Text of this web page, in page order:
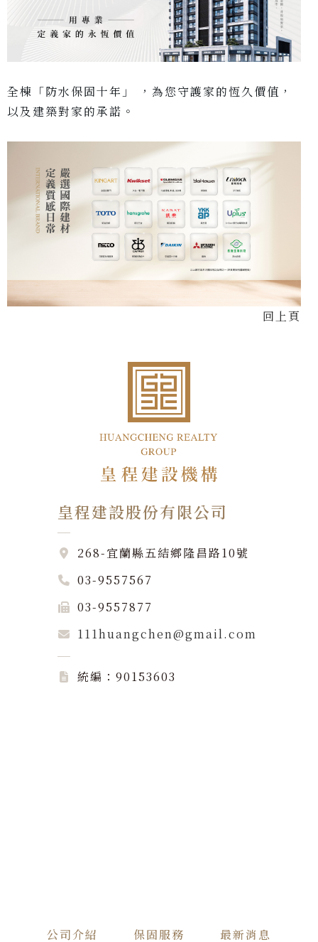
全棟「防水保固十年」 ，為您守護家的恆久價值，
以及建築對家的承諾。
回上頁
皇程建設股份有限公司
268-宜蘭縣五結鄉隆昌路10號
03-9557567
03-9557877
111huangchen@gmail.com
統編：90153603
公司介紹 保固服務 最新消息